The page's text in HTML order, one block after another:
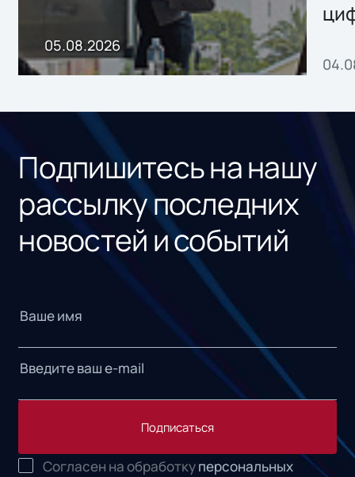
05.08.2026
Подпишитесь на нашу
рассылку последних
новостей и событий
Подписаться
Согласен на обработкуперсональных